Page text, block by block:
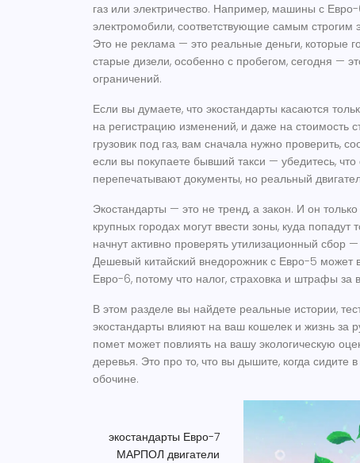
газ или электричество. Например, машины с
электромобили, соответствующие самым строгим
Это не реклама — это реальные деньги, которые
старые дизели, особенно с пробегом, сегодня —
ограничений.
Если вы думаете, что экостандарты касаются
на регистрацию изменений, и даже на стоимость
грузовик под газ, вам сначала нужно проверить,
если вы покупаете бывший такси — убедитесь,
перепечатывают документы, но реальный
Экостандарты — это не тренд, а закон. И он
крупных городах могут ввести зоны, куда
начнут активно проверять утилизационный сбор
Дешевый китайский внедорожник с Евро-5 может
Евро-6, потому что налог, страховка и штрафы
В этом разделе вы найдете реальные истории,
экостандарты влияют на ваш кошелек и жизнь за
помет может повлиять на вашу экологическую
деревья. Это про то, что вы дышите, когда сидите
обочине.
экостандарты Евро-7
МАРПОЛ двигатели